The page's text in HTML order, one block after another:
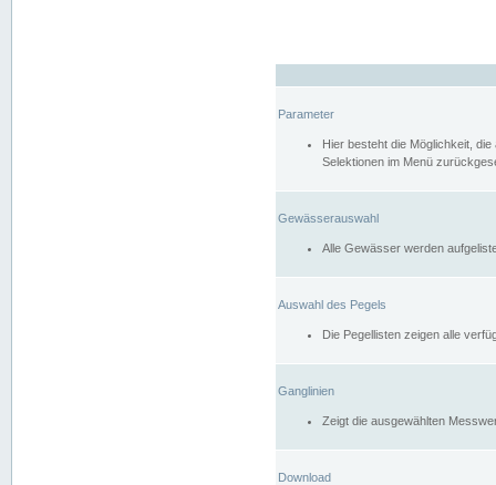
Parameter
Hier besteht die Möglichkeit,
Selektionen im Menü
Gewässerauswahl
Alle Gewässer werden
Auswahl des Pegels
Die Pegellisten zeigen alle
Ganglinien
Zeigt die ausgewählten
Download